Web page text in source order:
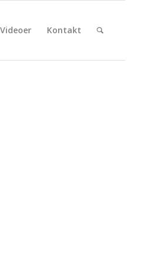
Videoer Kontakt